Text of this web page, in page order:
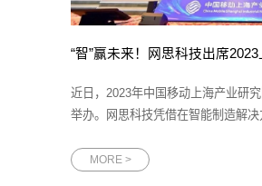
“智”赢未来！网思科技出席
近日，2023年中国移动上海产业研
举办。网思科技凭借在智能制造解决
国移动上海产业研究院百川生态大
MORE >